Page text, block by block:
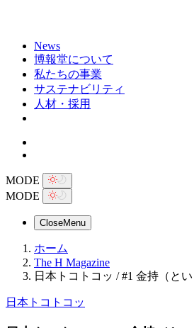
News
博報堂について
私たちの事業
サステナビリティ
人材・採用
MODE
MODE
CloseMenu
ホーム
The H Magazine
日本トコトコッ / #1 金持（とい
日本トコトコッ